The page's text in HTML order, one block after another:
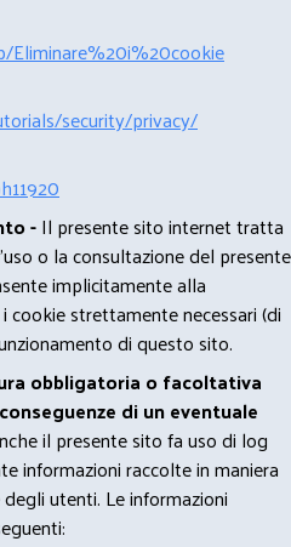
security/privacy/
-Il presente sito internet tratta
o la consultazione del presente
implicitamente alla
strettamente necessari (di
di questo sito.
obbligatoria o facoltativa
di un eventuale
il presente sito fa uso di log
informazioni raccolte in maniera
utenti. Le informazioni